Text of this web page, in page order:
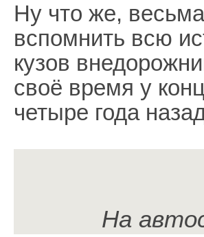
Ну что же,
вспомнить всю
кузов
своё время у
четыре года
На